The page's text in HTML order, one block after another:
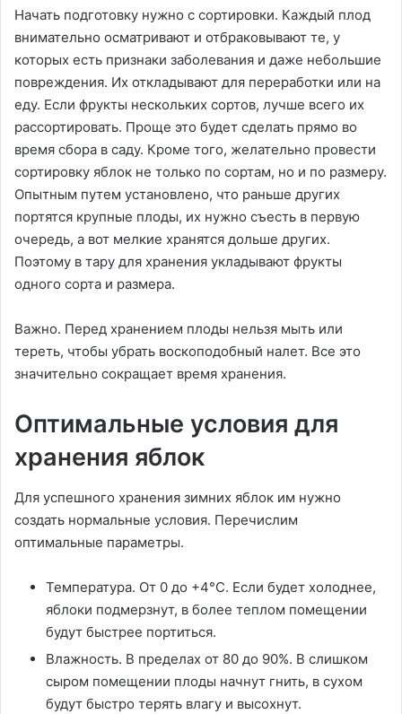
Начать подготовку нужно с сортировки. Каждый плод
внимательно осматривают и отбраковывают те, у
которых есть признаки заболевания и даже небольшие
повреждения. Их откладывают для переработки или на
еду. Если фрукты нескольких сортов, лучше всего их
рассортировать. Проще это будет сделать прямо во
время сбора в саду. Кроме того, желательно провести
сортировку яблок не только по сортам, но и по размеру.
Опытным путем установлено, что раньше других
портятся крупные плоды, их нужно съесть в первую
очередь, а вот мелкие хранятся дольше других.
Поэтому в тару для хранения укладывают фрукты
одного сорта и размера.
Важно. Перед хранением плоды нельзя мыть или
тереть, чтобы убрать воскоподобный налет. Все это
значительно сокращает время хранения.
Оптимальные условия для
хранения яблок
Для успешного хранения зимних яблок им нужно
создать нормальные условия. Перечислим
оптимальные параметры.
Температура. От 0 до +4°C. Если будет холоднее,
яблоки подмерзнут, в более теплом помещении
будут быстрее портиться.
Влажность. В пределах от 80 до 90%. В слишком
сыром помещении плоды начнут гнить, в сухом
будут быстро терять влагу и высохнут.